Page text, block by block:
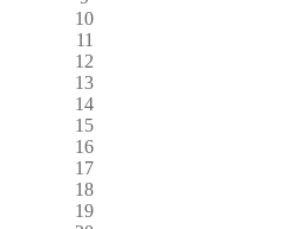
10
11
12
13
14
15
16
17
18
19